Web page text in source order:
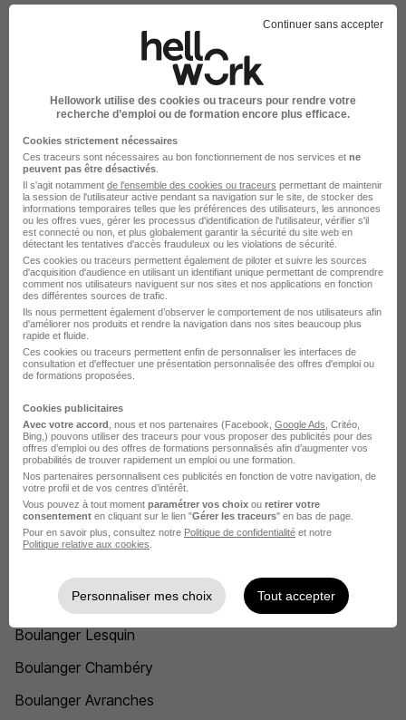
Élargissez votre recherche chez
Nîmes
Entreprise Boulanger
Emploi Nîmes
Entreprise Nîmes
Rendez votre CV accessible à l’ensemble des
recruteurs de la CVthèque Hellowork.
Rendre mon CV visible
L'emploi chez Boulanger par Ville
Boulanger Lesquin
Boulanger Chambéry
Boulanger Avranches
Continuer sans accepter
Hellowork utilise des cookies ou traceurs pour rendre votre
recherche d’emploi ou de formation encore plus efficace.
Cookies strictement nécessaires
Ces traceurs sont nécessaires au bon fonctionnement de nos services et ne
peuvent pas être désactivés
Il s'agit notamment de l'ensemble des cookies ou traceurs permettant de maintenir
la session de l'utilisateur active pendant sa navigation sur le site, de stocker des
informations temporaires telles que les préférences des utilisateurs, les annonces
ou les offres vues, gérer les processus d'identification de l'utilisateur, vérifier s'il
est connecté ou non, et plus globalement garantir la sécurité du site web en
détectant les tentatives d'accès frauduleux ou les violations de sécurité.
Ces cookies ou traceurs permettent également de piloter et suivre les sources
d'acquisition d'audience en utilisant un identifiant unique permettant de comprendre
comment nos utilisateurs naviguent sur nos sites et nos applications en fonction
des différentes sources de trafic.
Ils nous permettent également d’observer le comportement de nos utilisateurs afin
d'améliorer nos produits et rendre la navigation dans nos sites beaucoup plus
rapide et fluide.
Ces cookies ou traceurs permettent enfin de personnaliser les interfaces de
consultation et d'effectuer une présentation personnalisée des offres d'emploi ou
de formations proposées.
Cookies publicitaires
Avec votre accord , nous et nos partenaires (Facebook, Google Ads , Critéo,
Bing,) pouvons utiliser des traceurs pour vous proposer des publicités pour des
offres d’emploi ou des offres de formations personnalisés afin d’augmenter vos
probabilités de trouver rapidement un emploi ou une formation.
Nos partenaires personnalisent ces publicités en fonction de votre navigation, de
votre profil et de vos centres d’intérêt.
Vous pouvez à tout moment paramétrer vos choix ou retirer votre
consentement en cliquant sur le lien "Gérer les traceurs" en bas de page.
Pour en savoir plus, consultez notre Politique de confidentialité et notre
Politique relative aux cookies
Personnaliser mes choix Tout accepter